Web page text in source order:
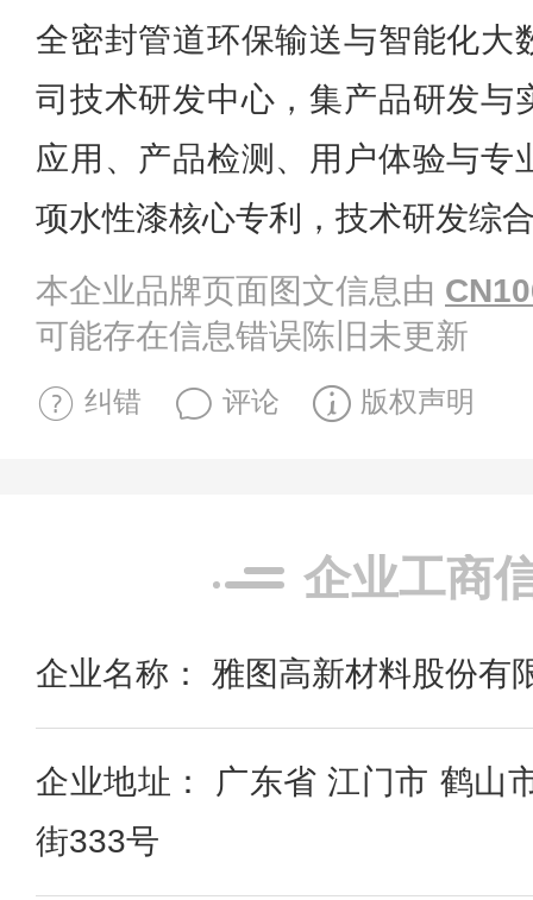
全密封管道环保输送与智能化大
司技术研发中心，集产品研发与
应用、产品检测、用户体验与专
项水性漆核心专利，技术研发综
本企业品牌页面图文信息由
可能存在信息错误陈旧未更新
纠错 评论 版权声明
企业工商
企业名称： 雅图高新材料股份有
企业地址： 广东省 江门市 鹤山
街333号